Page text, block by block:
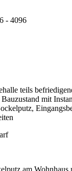
- 4096
teils
mit
am